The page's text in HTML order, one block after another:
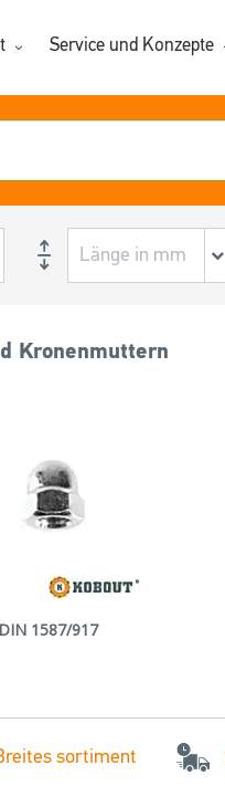
Service und Konzepte
Kronenmuttern
1587/917
sortiment